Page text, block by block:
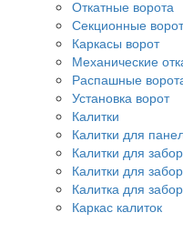
Откатные ворота
Секционные
Каркасы ворот
Механические
Распашные
Установка ворот
Калитки
Калитки для
Калитки для
Калитки для
Калитка для
Каркас калиток